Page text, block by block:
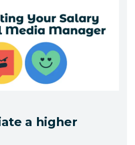
a higher